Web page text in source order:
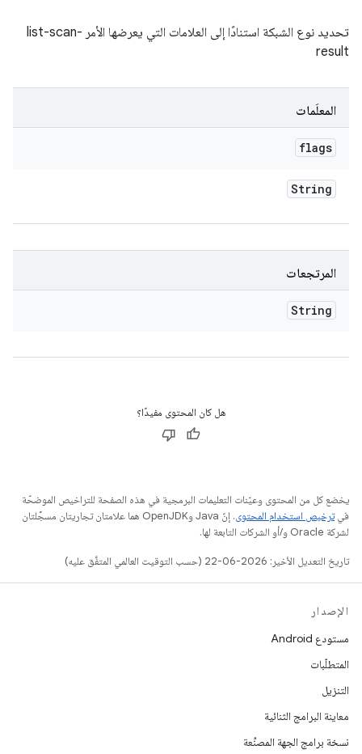
تحديد نوع الشبكة استنادًا إلى العلامات التي يعرضها الأمر list-scan-
result
المعلَمات
flags
String
المرتجعات
String
هل كان المحتوى مفيدًا؟
يخضع كل من المحتوى وعيّنات التعليمات البرمجية في هذه الصفحة للتراخيص الموضحّة
فيترخيص استخدام المحتوى
. إنّ Java وOpenJDK هما علامتان تجاريتان مسجَّلتان
لشركة Oracle و/أو الشركات التابعة لها.
تاريخ التعديل الأخير: 2026-06-22 (حسب التوقيت العالمي المتفَّق عليه)
الإصدار
مستودع Android
المتطلّبات
التنزيل
معاينة البرامج الثنائية
نسخة برامج الجهة المصنِّعة